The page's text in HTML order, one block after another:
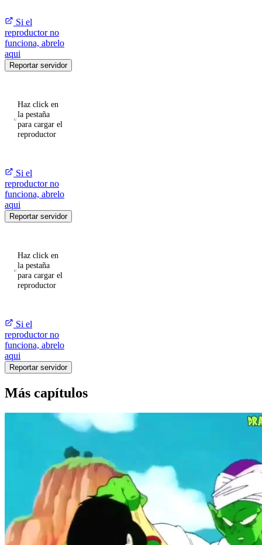
Si el
reproductor no
funciona, abrelo
aqui
Reportar servidor
Haz click en
la pestaña
para cargar el
reproductor
Si el
reproductor no
funciona, abrelo
aqui
Reportar servidor
Haz click en
la pestaña
para cargar el
reproductor
Si el
reproductor no
funciona, abrelo
aqui
Reportar servidor
Más capítulos